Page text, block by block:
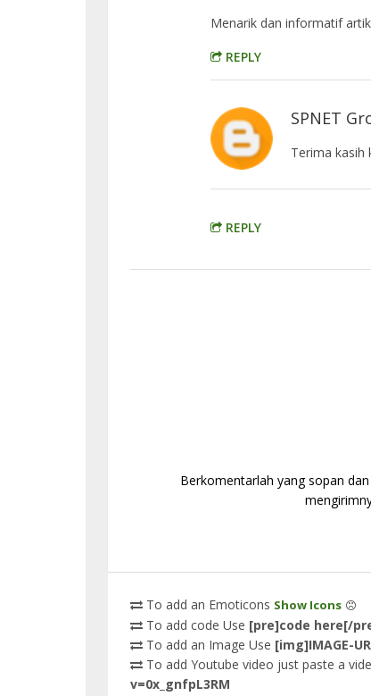
Menarik dan informatif
REPLY
SPNET
Terima kasih
REPLY
Berkomentarlah yang sopan
To add an Emoticons Show Icons
To add code Use [pre]code here[/
To add an Image Use [img]IMAGE-
To add Youtube video just paste a
v=0x_gnfpL3RM